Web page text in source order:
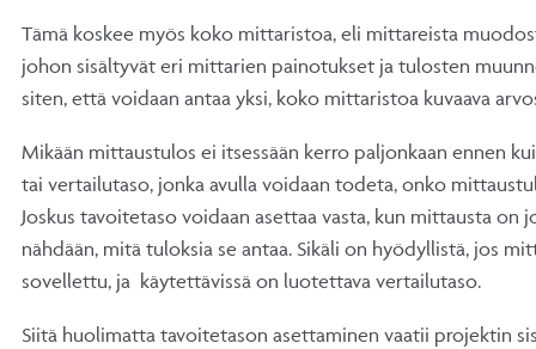
Tämä koskee myös koko mittaristoa, eli mittareista
johon sisältyvät eri mittarien painotukset ja tulosten
siten, että voidaan antaa yksi, koko mittaristoa kuvaava
Mikään mittaustulos ei itsessään kerro paljonkaan ennen
tai vertailutaso, jonka avulla voidaan todeta, onko
Joskus tavoitetaso voidaan asettaa vasta, kun mittausta on
nähdään, mitä tuloksia se antaa. Sikäli on hyödyllistä, jos
sovellettu, ja käytettävissä on luotettava vertailutaso.
Siitä huolimatta tavoitetason asettaminen vaatii projektin